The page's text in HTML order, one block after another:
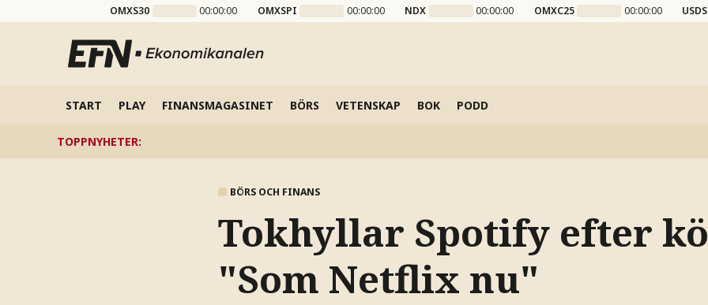
OMXS30 00:00:00 OMXSPI 00:00:00 NDX 00:00:00 OMXC25 00:00:00
START PLAY FINANSMAGASINET BÖRS VETENSKAP BOK PODD
TOPPNYHETER:
BÖRS OCH FINANS
Tokhyllar Spotify efter
"Som Netflix nu"